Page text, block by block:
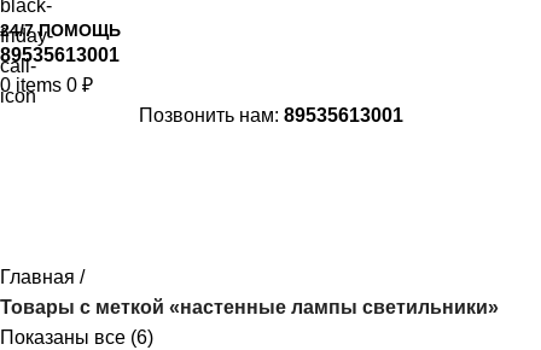
24/7 ПОМОЩЬ
89535613001
0 items 0 ₽
Позвонить нам: 89535613001
Главная
Товары с меткой «настенные лампы светильники»
Показаны все (6)